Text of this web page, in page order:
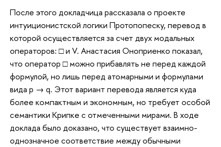
После этого докладчица рассказала о проекте
интуиционистской логики Протопопеску, перевод в
которой осуществляется за счет двух модальных
операторов: □ и V. Анастасия Оноприенко показал,
что оператор □ можно прибавлять не перед каждой
формулой, но лишь перед атомарными и формулами
вида p → q. Этот вариант перевода является куда
более компактным и экономным, но требует особой
семантики Крипке с отмеченными мирами. В ходе
доклада было доказано, что существует взаимно-
однозначное соответствие между обычными